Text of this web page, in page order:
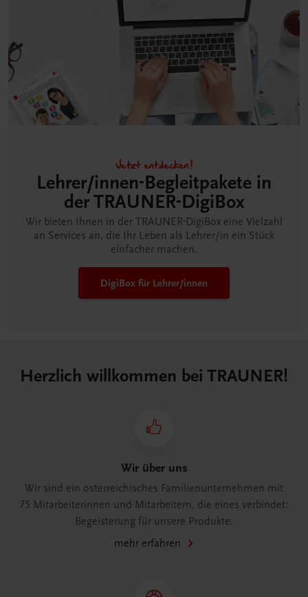
Jetzt entdecken!
Lehrer/innen-Begleitpakete in
der TRAUNER-DigiBox
Wir bieten Ihnen in der TRAUNER-DigiBox eine Vielzahl
an Services an, die Ihr Leben als Lehrer/in ein Stück
einfacher machen.
DigiBox für Lehrer/innen
Herzlich willkommen bei TRAUNER!
Wir über uns
Wir sind ein österreichisches Familienunternehmen mit
75 Mitarbeiterinnen und Mitarbeitern, die eines verbindet:
Begeisterung für unsere Produkte.
mehr erfahren